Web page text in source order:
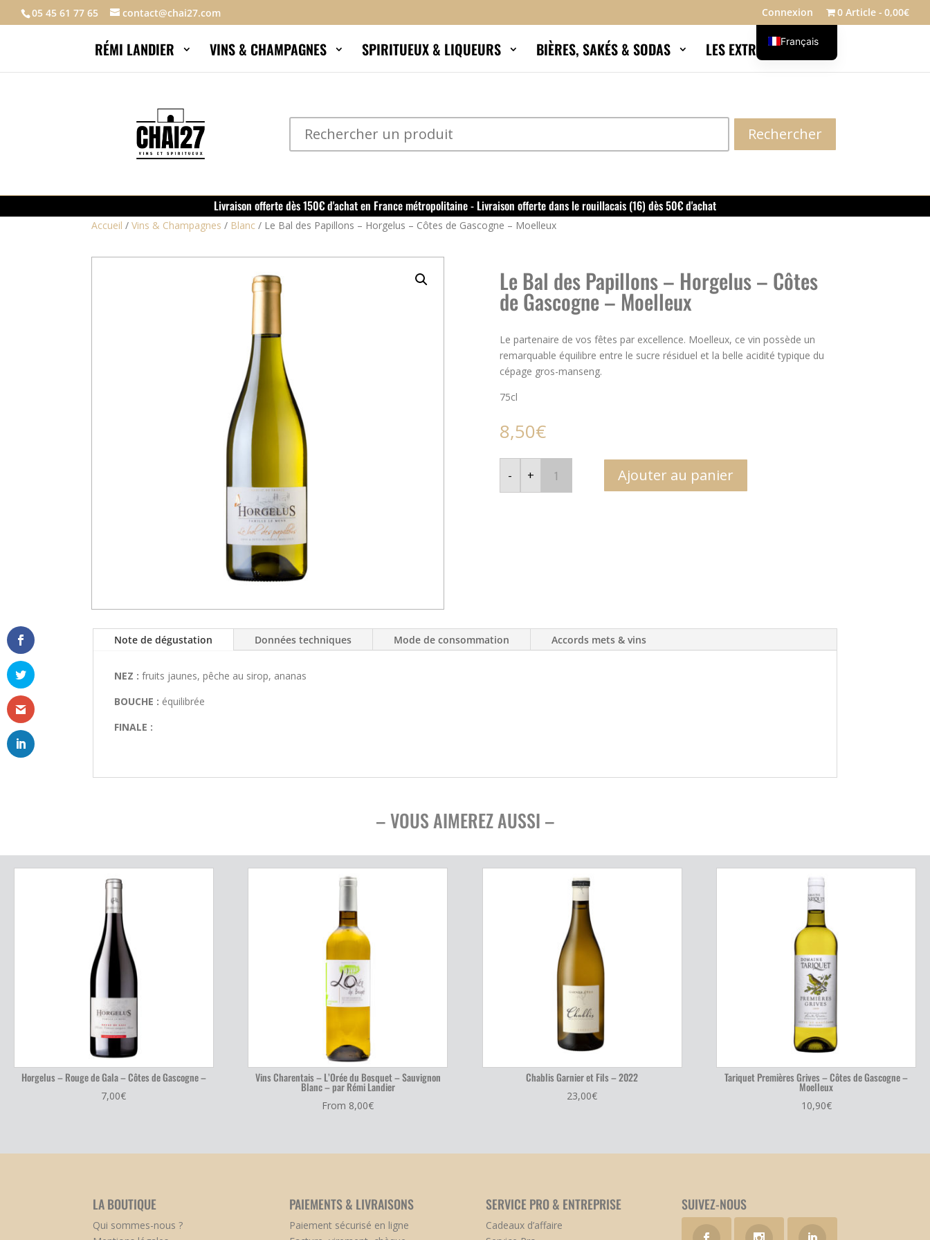
05 45 61 77 65 contact@chai27.com Connexion 0 Article 0,00€
RÉMI LANDIER VINS & CHAMPAGNES SPIRITUEUX & LIQUEURS BIÈRES, SAKÉS & SODAS LES EXTRAS Blog
Rechercher
Livraison offerte dès 150€ d'achat en France métropolitaine - Livraison offerte dans le rouillacais (16) dès 50€ d'achat
Accueil / Vins & Champagnes / Blanc / Le Bal des Papillons – Horgelus – Côtes de Gascogne – Moelleux
Le Bal des Papillons – Horgelus – Côtes
de Gascogne – Moelleux
Le partenaire de vos fêtes par excellence. Moelleux, ce vin possède un
remarquable équilibre entre le sucre résiduel et la belle acidité typique du
cépage gros-manseng.
75cl
8,50€
-
quantité
Bal
+ Ajouter au panier
Note de dégustation Données techniques Mode de consommation Accords mets & vins
NEZ :fruits jaunes, pêche au sirop, ananas
BOUCHE : équilibrée
FINALE :
– VOUS AIMEREZ AUSSI –
Horgelus – Rouge de Gala – Côtes de Gascogne –
7,00€
Vins Charentais – L’Orée du Bosquet – Sauvignon
Blanc – par Rémi Landier
From 8,00€
Chablis Garnier et Fils – 2022
23,00€
Tariquet Premières Grives – Côtes de Gascogne –
Moelleux
10,90€
LA BOUTIQUE
Qui sommes-nous ?
PAIEMENTS & LIVRAISONS
Paiement sécurisé en ligne
SERVICE PRO & ENTREPRISE
Cadeaux d’affaire
SUIVEZ-NOUS
Français
English